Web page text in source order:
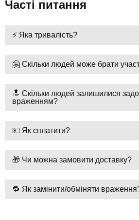
Часті питання
⚡ Яка тривалість?
🤗 Скільки людей може брати
🔝 Скільки людей залишилися
враженням?
💵 Як сплатити?
🎁 Чи можна замовити доставку?
🔁 Як замінити/обміняти